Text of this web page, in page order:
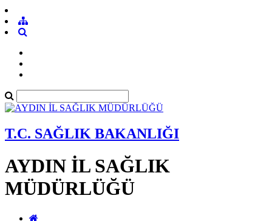
T.C. SAĞLIK BAKANLIĞI
AYDIN İL SAĞLIK
MÜDÜRLÜĞÜ